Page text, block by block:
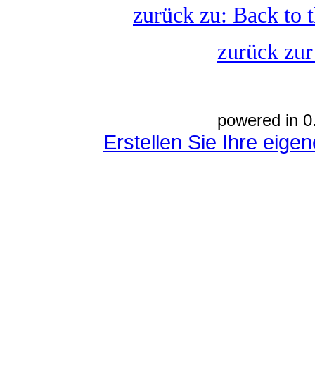
zurück zu: Back to
zurück
powered in
Erstellen Sie Ihre